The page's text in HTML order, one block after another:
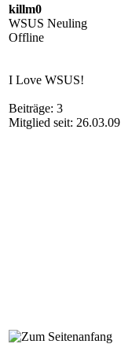
killm0
WSUS Neuling
Offline
I Love WSUS!
Beiträge: 3
Mitglied seit: 26.03.09